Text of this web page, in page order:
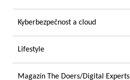
Kyberbezpečnost a cloud
Lifestyle
Magazín The Doers/Digital Experts